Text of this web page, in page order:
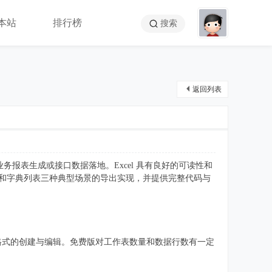
站 排行榜 搜索
返回列表
报表生成或接口数据落地。Excel 具有良好的可读性和
字典列表三种典型场景的导出实现，并提供完整代码与
的创建与编辑。免费版对工作表数量和数据行数有一定